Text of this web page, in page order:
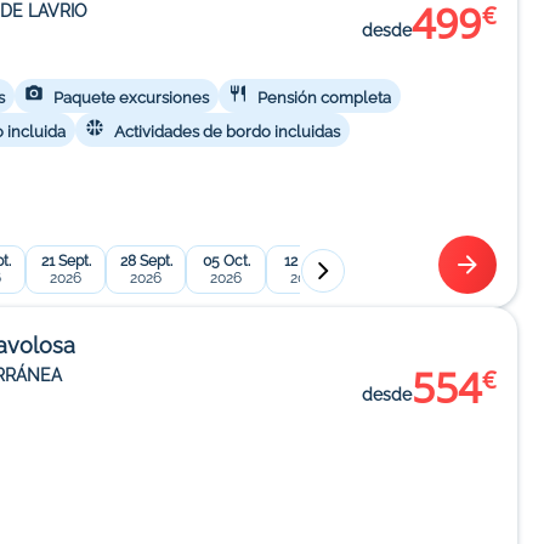
LAVRIO
desde499€
Paquete excursiones
Pensión completa
incluida
Actividades de bordo incluidas
21 Sept.
2026
28 Sept.
2026
05 Oct.
2026
12 Oct.
2026
26 Oct.
2026
desde554€